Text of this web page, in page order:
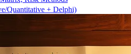
Quantitative + Delphi)